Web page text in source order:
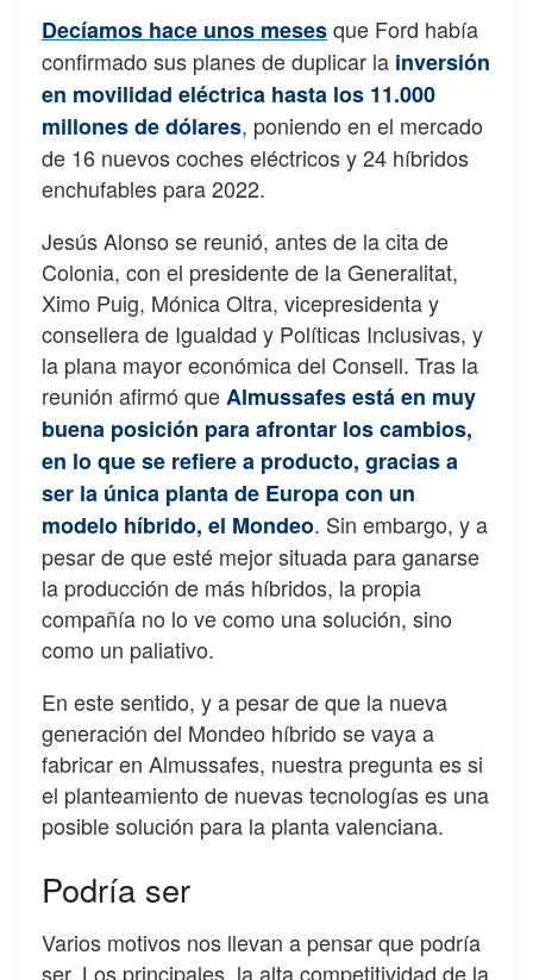
Decíamos hace unos mesesque Ford había
confirmado sus planes de duplicar la inversión
en movilidad eléctrica hasta los 11.000
millones de dólares, poniendo en el mercado
de 16 nuevos coches eléctricos y 24 híbridos
enchufables para 2022.
Jesús Alonso se reunió, antes de la cita de
Colonia, con el presidente de la Generalitat,
Ximo Puig, Mónica Oltra, vicepresidenta y
consellera de Igualdad y Políticas Inclusivas, y
la plana mayor económica del Consell. Tras la
reunión afirmó queAlmussafes está en muy
buena posición para afrontar los cambios,
en lo que se refiere a producto, gracias a
ser la única planta de Europa con un
modelo híbrido, el Mondeo. Sin embargo, y a
pesar de que esté mejor situada para ganarse
la producción de más híbridos, la propia
compañía no lo ve como una solución, sino
como un paliativo.
En este sentido, y a pesar de que la nueva
generación del Mondeo híbrido se vaya a
fabricar en Almussafes, nuestra pregunta es si
el planteamiento de nuevas tecnologías es una
posible solución para la planta valenciana.
Podría ser
Varios motivos nos llevan a pensar que podría
ser. Los principales, la alta competitividad de la